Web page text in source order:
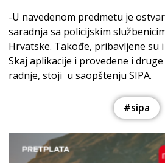
-U navedenom predmetu je
saradnja sa policijskim
Hrvatske. Takođe, pribavljene su
Skaj aplikacije i provedene i
radnje, stoji u saopštenju SIPA.
#sipa